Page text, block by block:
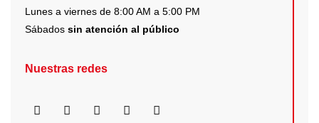
Lunes a viernes de 8:00 AM a 5:00 PM
Sábados sin atención al público
Nuestras redes
F
a
I
n
X
-
Y
o
L
i